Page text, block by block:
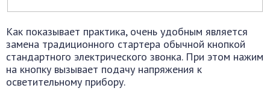
Как показывает практика, очень удобным является
замена традиционного стартера обычной кнопкой
стандартного электрического звонка. При этом нажим
на кнопку вызывает подачу напряжения к
осветительному прибору.